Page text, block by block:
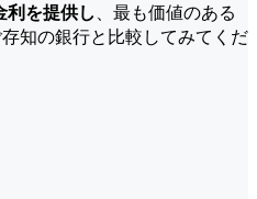
利を提供し、最も価値のある
知の銀行と比較してみてくだ